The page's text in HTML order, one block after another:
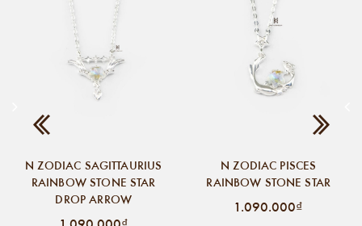
N ZODIAC SAGITTAURIUS
RAINBOW STONE STAR
DROP ARROW
N ZODIAC PISCES
RAINBOW STONE STAR
1.090.000₫